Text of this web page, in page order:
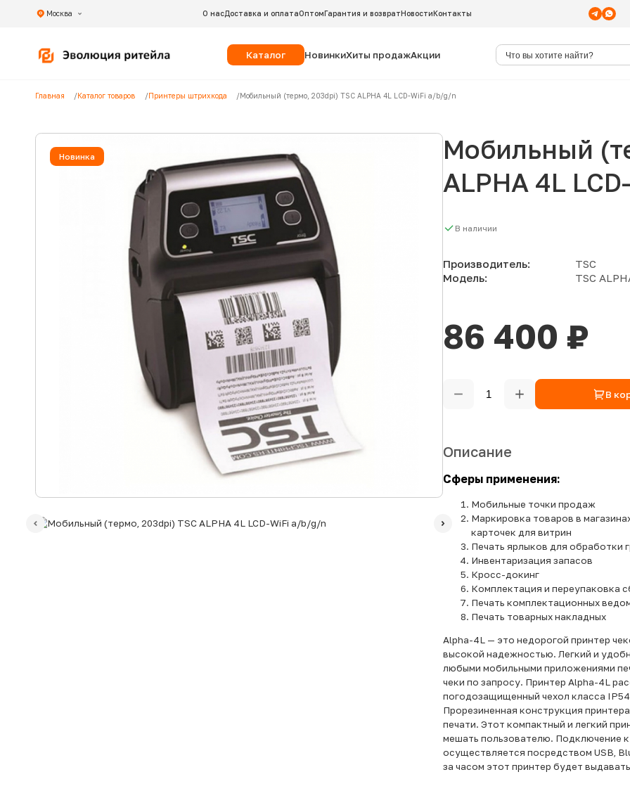
Москва О насДоставка и оплатаОптом Гарантия и возврат Новости Контакты
Каталог НовинкиХиты продажАкции
Главная Каталог товаров Принтеры штрихкода Мобильный (термо, 203dpi) TSC ALPHA 4L LCD-WiFi a/b/g/n
Новинка
Мобильный
ALPHA 4L
В наличии
Производитель:
TSC
Модель:
TSC
86 400 ₽
В
Описание
Сферы применения:
Мобильные точки продаж
Маркировка товаров в
карточек для витрин
Печать ярлыков для обработки
Инвентаризация запасов
Кросс-докинг
Комплектация и переупаковка
Печать комплектационных
Печать товарных накладных
Alpha-4L — это недорогой принтер
высокой надежностью. Легкий и
любыми мобильными приложениями
чеки по запросу. Принтер Alpha-4L
погодозащищенный чехол класса
Прорезиненная конструкция
печати. Этот компактный и легкий
мешать пользователю. Подключение
осуществляется посредством USB,
за часом этот принтер будет